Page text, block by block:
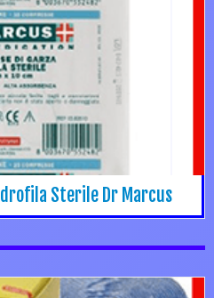
Sterile Dr Marcus